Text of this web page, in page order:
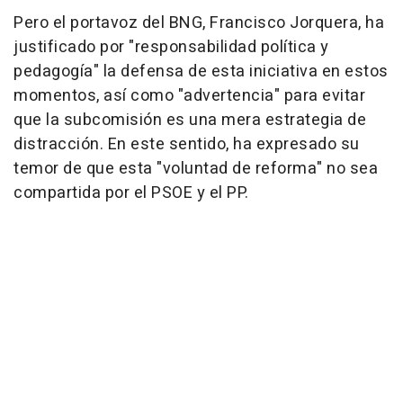
Pero el portavoz del BNG, Francisco Jorquera, ha
justificado por "responsabilidad política y
pedagogía" la defensa de esta iniciativa en estos
momentos, así como "advertencia" para evitar
que la subcomisión es una mera estrategia de
distracción. En este sentido, ha expresado su
temor de que esta "voluntad de reforma" no sea
compartida por el PSOE y el PP.